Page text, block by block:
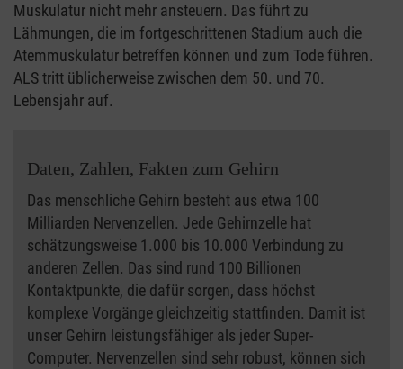
Muskulatur nicht mehr ansteuern. Das führt zu
Lähmungen, die im fortgeschrittenen Stadium auch die
Atemmuskulatur betreffen können und zum Tode führen.
ALS tritt üblicherweise zwischen dem 50. und 70.
Lebensjahr auf.
Daten, Zahlen, Fakten zum Gehirn
Das menschliche Gehirn besteht aus etwa 100
Milliarden Nervenzellen. Jede Gehirnzelle hat
schätzungsweise 1.000 bis 10.000 Verbindung zu
anderen Zellen. Das sind rund 100 Billionen
Kontaktpunkte, die dafür sorgen, dass höchst
komplexe Vorgänge gleichzeitig stattfinden. Damit ist
unser Gehirn leistungsfähiger als jeder Super-
Computer. Nervenzellen sind sehr robust, können sich